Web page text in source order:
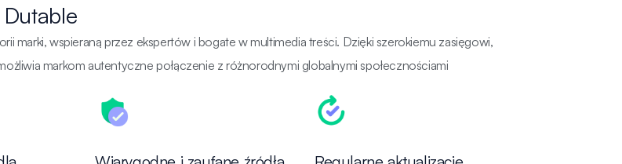
marki, wspieraną przez ekspertów i bogate w multimedia treści. Dzięki szerokiemu zasięgowi,
markom autentyczne połączenie z różnorodnymi globalnymi społecznościami